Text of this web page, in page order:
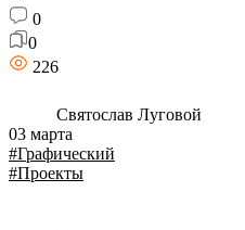
0
0
226
Святослав Луговой
03 марта
#Графический
#Проекты